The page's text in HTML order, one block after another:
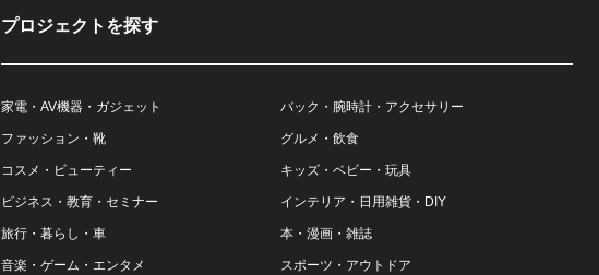
プロジェクトを探す
家電・AV機器・ガジェット バック・腕時計・アクセサリー
ファッション・靴 グルメ・飲食
コスメ・ビューティー キッズ・ベビー・玩具
ビジネス・教育・セミナー インテリア・日用雑貨・DIY
旅行・暮らし・車 本・漫画・雑誌
音楽・ゲーム・エンタメ スポーツ・アウトドア